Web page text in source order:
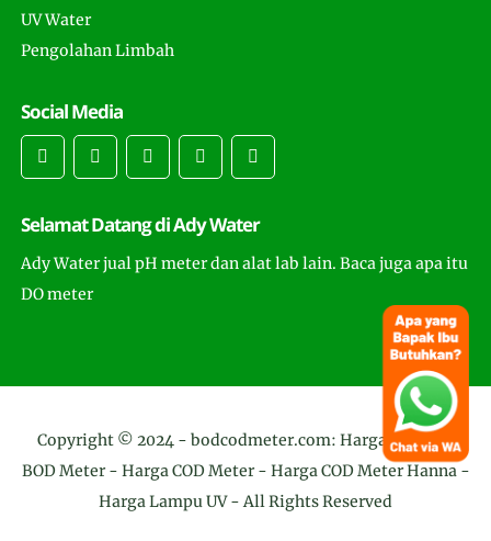
UV Water
Pengolahan Limbah
Social Media
Selamat Datang di Ady Water
Ady Water jual pH meter dan alat lab lain. Baca juga apa itu
DO meter
Copyright © 2024 - bodcodmeter.com: Harga COD dan
BOD Meter - Harga COD Meter - Harga COD Meter Hanna -
Harga Lampu UV- All Rights Reserved